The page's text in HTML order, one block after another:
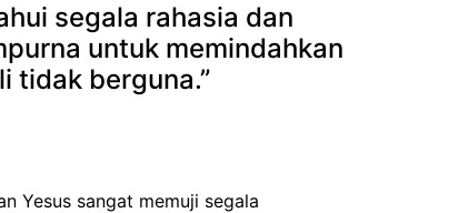
segala rahasia dan
untuk memindahkan
tidak berguna.”
Yesus sangat memuji segala